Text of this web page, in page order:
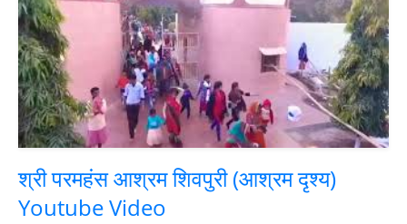
श्री परमहंस आश्रम शिवपुरी (आश्रम दृश्य)
Youtube Video